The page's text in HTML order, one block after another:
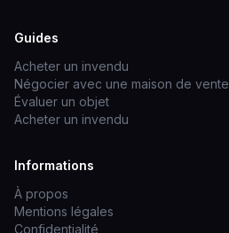
Guides
Acheter un invendu
Négocier avec une maison de vente
Évaluer un objet
Acheter un invendu
Informations
À propos
Mentions légales
Confidentialité